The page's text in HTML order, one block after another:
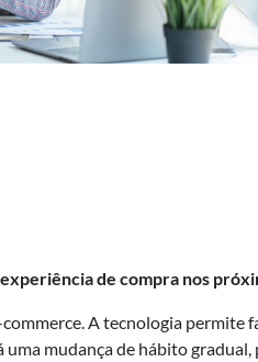
de compra nos
A tecnologia permite
mudança de hábito